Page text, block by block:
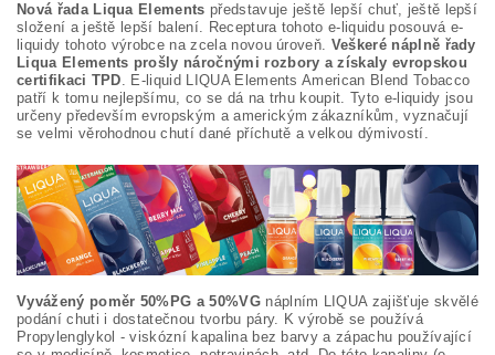
Nová řada Liqua Elements představuje ještě lepší chuť, ještě lepší
složení a ještě lepší balení. Receptura tohoto e-liquidu posouvá e-
liquidy tohoto výrobce na zcela novou úroveň. Veškeré náplně řady
Liqua Elements prošly náročnými rozbory a získaly evropskou
certifikaci TPD. E-liquid LIQUA Elements American Blend Tobacco
patří k tomu nejlepšímu, co se dá na trhu koupit. Tyto e-liquidy jsou
určeny především evropským a americkým zákazníkům, vyznačují
se velmi věrohodnou chutí dané příchutě a velkou dýmivostí.
Vyvážený poměr 50%PG a 50%VGnáplním LIQUA zajišťuje skvělé
podání chuti i dostatečnou tvorbu páry. K výrobě se používá
Propylenglykol - viskózní kapalina bez barvy a zápachu používající